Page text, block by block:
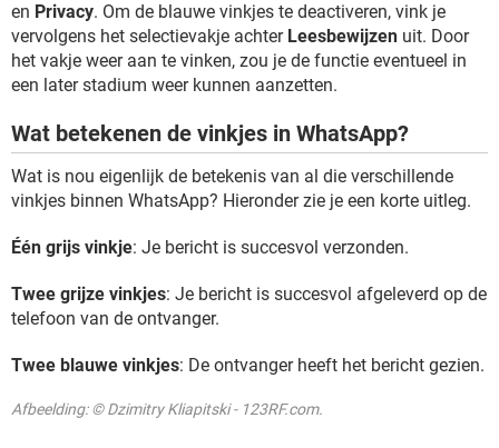
en Privacy. Om de blauwe vinkjes te deactiveren, vink je
vervolgens het selectievakje achter Leesbewijzen uit. Door
het vakje weer aan te vinken, zou je de functie eventueel in
een later stadium weer kunnen aanzetten.
Wat betekenen de vinkjes in WhatsApp?
Wat is nou eigenlijk de betekenis van al die verschillende
vinkjes binnen WhatsApp? Hieronder zie je een korte uitleg.
Één grijs vinkje: Je bericht is succesvol verzonden.
Twee grijze vinkjes: Je bericht is succesvol afgeleverd op de
telefoon van de ontvanger.
Twee blauwe vinkjes: De ontvanger heeft het bericht gezien.
Afbeelding: © Dzimitry Kliapitski - 123RF.com.